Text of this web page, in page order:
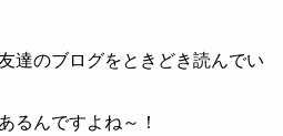
達のブログをときどき読んでい
るんですよね～！